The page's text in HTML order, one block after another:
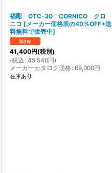
福彫 OTC-30 CORNICO クロ
ニコ [ メーカー価格表の40％OFF+送
料無料で販売中]
41,400円(税別)
(税込 : 45,540円)
メーカーカタログ価格: 69,000円
在庫あり